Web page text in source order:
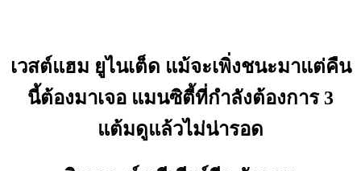
เวสต์แฮม ยูไนเต็ด แม้จะเพิ่งชนะมาแต่คืน
นี้ต้องมาเจอ แมนซิตี้ที่กำลังต้องการ 3
แต้มดูแล้วไม่น่ารอด